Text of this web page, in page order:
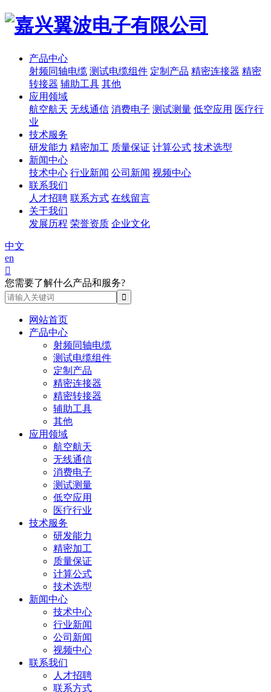
产品中心
射频同轴电缆 测试电缆组件 定制产品 精密连接器 精密
转接器 辅助工具 其他
应用领域
航空航天 无线通信 消费电子 测试测量 低空应用 医疗行
业
技术服务
研发能力 精密加工 质量保证 计算公式 技术选型
新闻中心
技术中心 行业新闻 公司新闻 视频中心
联系我们
人才招聘 联系方式 在线留言
关于我们
发展历程 荣誉资质 企业文化
中文
en

您需要了解什么产品和服务?
网站首页
产品中心
射频同轴电缆
测试电缆组件
定制产品
精密连接器
精密转接器
辅助工具
其他
应用领域
航空航天
无线通信
消费电子
测试测量
低空应用
医疗行业
技术服务
研发能力
精密加工
质量保证
计算公式
技术选型
新闻中心
技术中心
行业新闻
公司新闻
视频中心
联系我们
人才招聘
联系方式